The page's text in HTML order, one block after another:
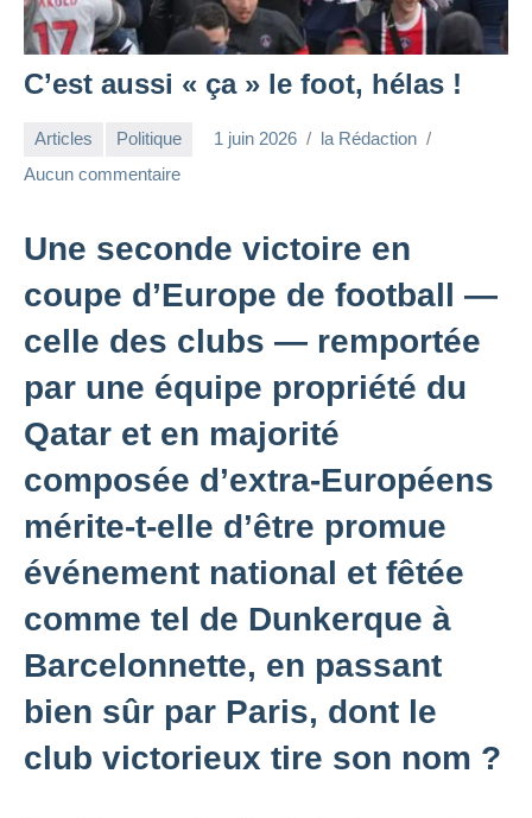
C’est aussi « ça » le foot, hélas !
Articles Politique 1 juin 2026
la Rédaction
Aucun commentaire
Une seconde victoire en
coupe d’Europe de football —
celle des clubs — remportée
par une équipe propriété du
Qatar et en majorité
composée d’extra-Européens
mérite-t-elle d’être promue
événement national et fêtée
comme tel de Dunkerque à
Barcelonnette, en passant
bien sûr par Paris, dont le
club victorieux tire son nom ?